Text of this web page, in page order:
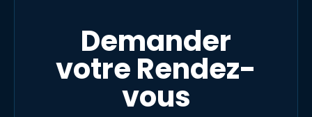
Demander
votre Rendez-
vous